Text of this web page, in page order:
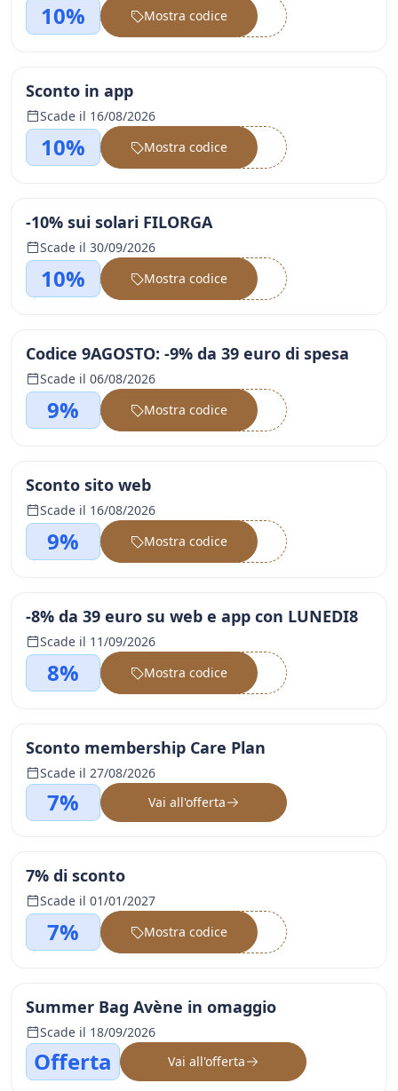
10% ••••••
Mostra codice
Sconto in app
Scade il 16/08/2026
10% ••••••
Mostra codice
-10% sui solari FILORGA
Scade il 30/09/2026
10% ••••••
Mostra codice
Codice 9AGOSTO: -9% da 39 euro di spesa
Scade il 06/08/2026
9% ••••••
Mostra codice
Sconto sito web
Scade il 16/08/2026
9% ••••••
Mostra codice
-8% da 39 euro su web e app con LUNEDI8
Scade il 11/09/2026
8% ••••••
Mostra codice
Sconto membership Care Plan
Scade il 27/08/2026
7% Vai all'offerta
7% di sconto
Scade il 01/01/2027
7% ••••••
Mostra codice
Summer Bag Avène in omaggio
Scade il 18/09/2026
Offerta Vai all'offerta